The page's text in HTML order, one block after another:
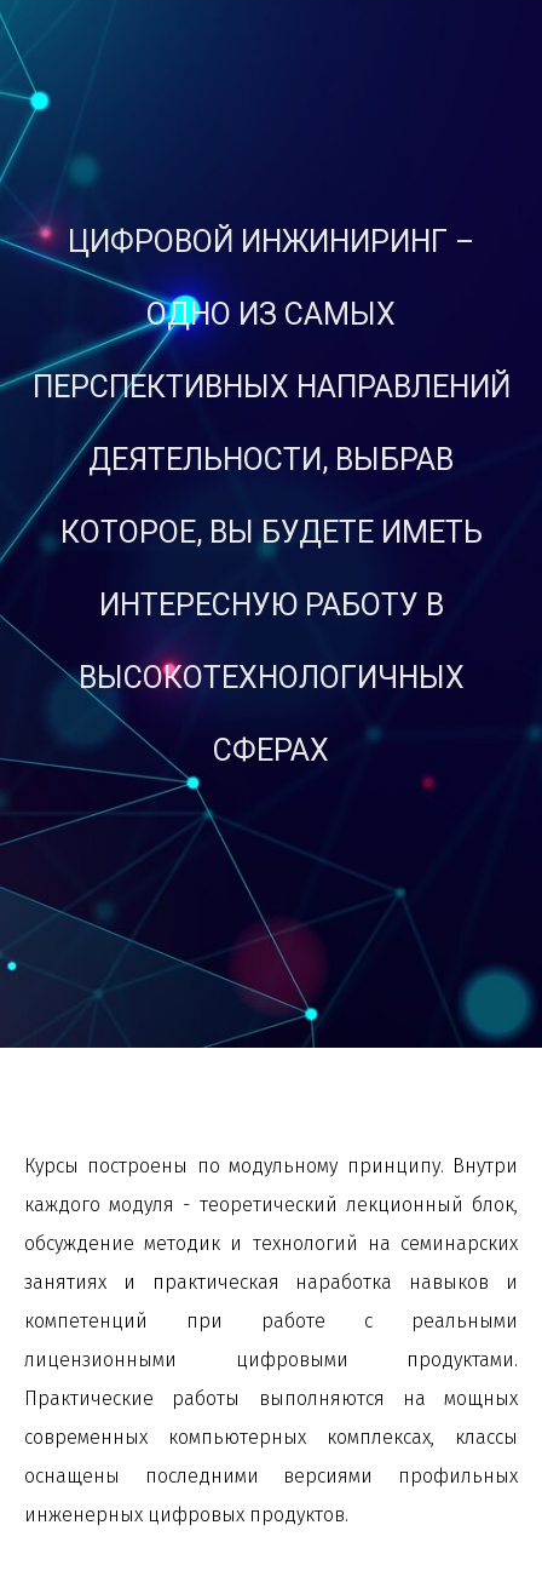
ЦИФРОВОЙ ИНЖИНИРИНГ –
ОДНО ИЗ САМЫХ
ПЕРСПЕКТИВНЫХ НАПРАВЛЕНИЙ
ДЕЯТЕЛЬНОСТИ, ВЫБРАВ
КОТОРОЕ, ВЫ БУДЕТЕ ИМЕТЬ
ИНТЕРЕСНУЮ РАБОТУ В
ВЫСОКОТЕХНОЛОГИЧНЫХ
СФЕРАХ
Курсы построены по модульному принципу. Внутри
каждого модуля - теоретический лекционный блок,
обсуждение методик и технологий на семинарских
занятиях и практическая наработка навыков и
компетенций при работе с реальными
лицензионными цифровыми продуктами.
Практические работы выполняются на мощных
современных компьютерных комплексах, классы
оснащены последними версиями профильных
инженерных цифровых продуктов.